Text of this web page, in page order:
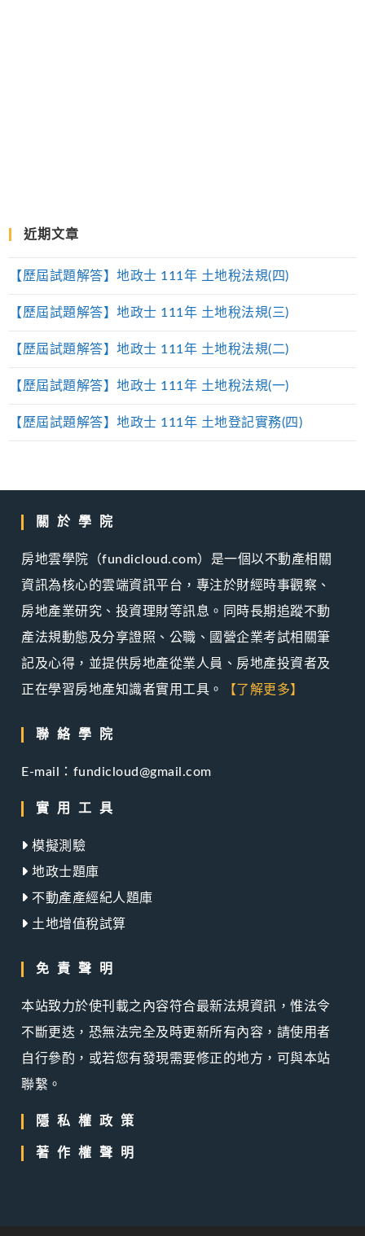
近期文章
【歷屆試題解答】地政士 111年 土地稅法規(四)
【歷屆試題解答】地政士 111年 土地稅法規(三)
【歷屆試題解答】地政士 111年 土地稅法規(二)
【歷屆試題解答】地政士 111年 土地稅法規(一)
【歷屆試題解答】地政士 111年 土地登記實務(四)
關於學院
房地雲學院（fundicloud.com）是一個以不動產相關
資訊為核心的雲端資訊平台，專注於財經時事觀察、
房地產業研究、投資理財等訊息。同時長期追蹤不動
產法規動態及分享證照、公職、國營企業考試相關筆
記及心得，並提供房地產從業人員、房地產投資者及
正在學習房地產知識者實用工具。
【了解更多】
聯絡學院
E-mail：fundicloud@gmail.com
實用工具
模擬測驗
地政士題庫
不動產產經紀人題庫
土地增值稅試算
免責聲明
本站致力於使刊載之內容符合最新法規資訊，惟法令
不斷更迭，恐無法完全及時更新所有內容，請使用者
自行參酌，或若您有發現需要修正的地方，可與本站
聯繫。
隱私權政策
著作權聲明